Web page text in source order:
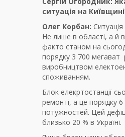
ситуація на
Олег Корбан:
Не лише в області, а й в
факто станом на
порядку 3 700 мегават
виробництвом
споживанням.
Блок елекртостанції
ремонті, а це порядку
потужностей. Цей
близько 20 % в Україні.